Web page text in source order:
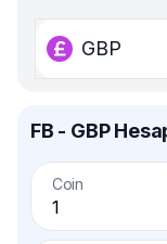
GBP
FB - GBP
Coin